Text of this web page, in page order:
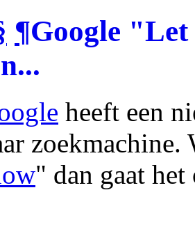
¶Google
heeft een
zoekmachine.
" dan gaat